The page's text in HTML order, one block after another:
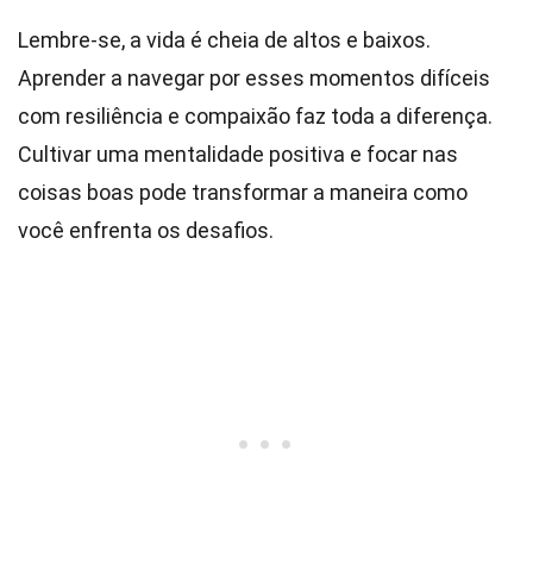
Lembre-se, a vida é cheia de altos e baixos.
Aprender a navegar por esses momentos difíceis
com resiliência e compaixão faz toda a diferença.
Cultivar uma mentalidade positiva e focar nas
coisas boas pode transformar a maneira como
você enfrenta os desafios.